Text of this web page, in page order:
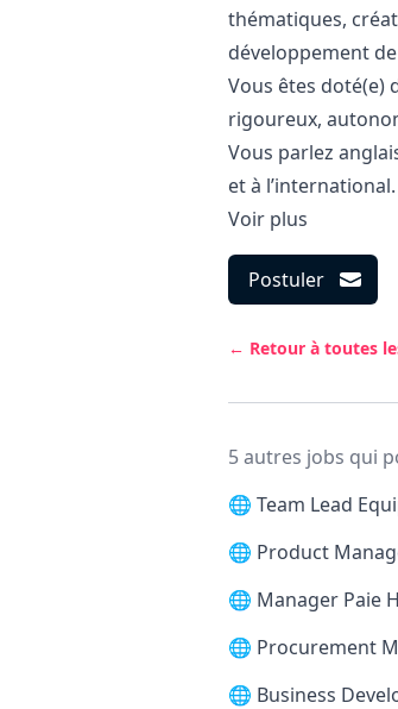
thématiques,
développement
Vous êtes doté(e)
rigoureux,
Vous parlez
et à l’international.
Voir plus
Postuler
← Retour à toutes
5 autres jobs qui
🌐 Team Lead
🌐 Product
🌐 Manager Paie
🌐 Procurement
🌐 Business